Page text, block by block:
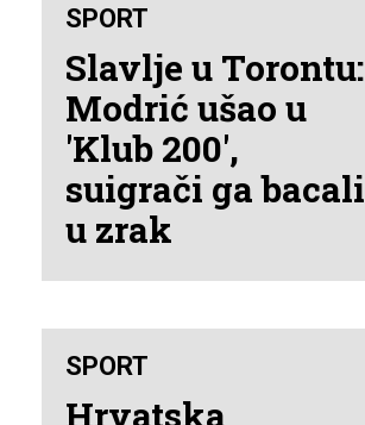
SPORT
Slavlje u Torontu:
Modrić ušao u
'Klub 200',
suigrači ga bacali
u zrak
SPORT
Hrvatska